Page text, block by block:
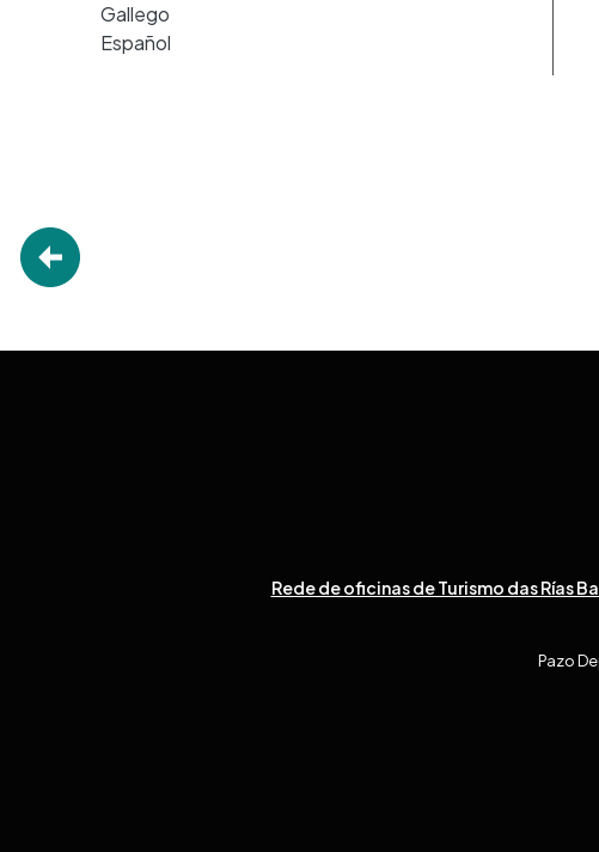
Gallego
Español
Rede de oficinas de Turismo das Rías
Pazo